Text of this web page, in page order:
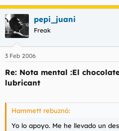
pepi_juani
Freak
3 Feb 2006
Re: Nota mental :El
lubricant
Hammett rebuznó:
Yo lo apoyo. Me he llevado un